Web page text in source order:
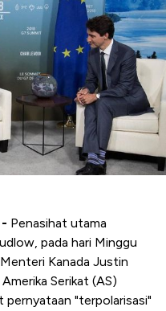
Penasihat utama
pada hari Minggu
Kanada Justin
Serikat (AS)
pernyataan "terpolarisasi"